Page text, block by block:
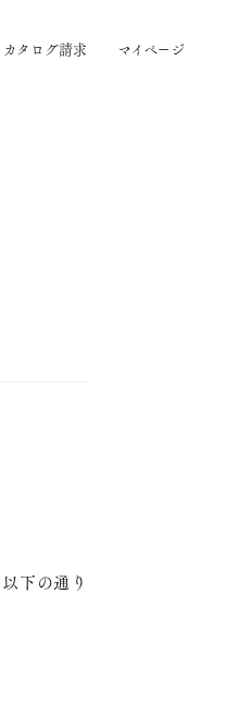
カタログ請求 マイページ
下の通り